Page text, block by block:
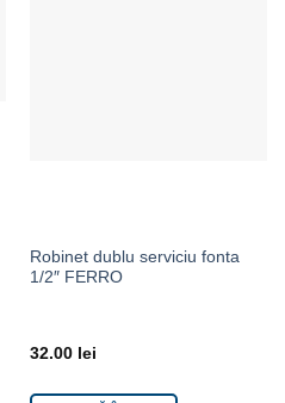
Robinet dublu serviciu fonta
1/2″ FERRO
32.00 lei